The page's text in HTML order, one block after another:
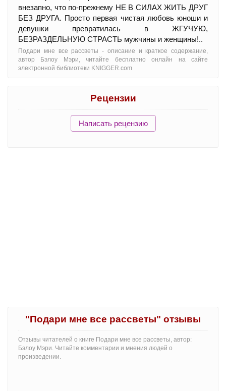
внезапно, что по-прежнему НЕ В СИЛАХ ЖИТЬ ДРУГ
БЕЗ ДРУГА. Просто первая чистая любовь юноши и
девушки превратилась в ЖГУЧУЮ,
БЕЗРАЗДЕЛЬНУЮ СТРАСТЬ мужчины и женщины!..
Подари мне все рассветы - oписание и краткое содержание,
автор Бэлоу Мэри, читайте бесплатно онлайн на сайте
электронной библиотеки KNIGGER.com
Рецензии
Написать рецензию
"Подари мне все рассветы" отзывы
Отзывы читателей о книге Подари мне все рассветы, автор:
Бэлоу Мэри. Читайте комментарии и мнения людей о
произведении.